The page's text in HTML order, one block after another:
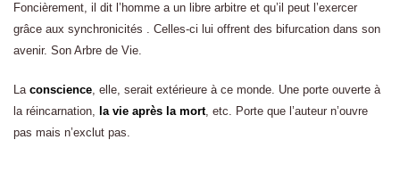
Foncièrement, il dit l’homme a un libre arbitre et qu’il peut l’exercer
grâce aux synchronicités . Celles-ci lui offrent des bifurcation dans son
avenir. Son Arbre de Vie.
La conscience, elle, serait extérieure à ce monde. Une porte ouverte à
la réincarnation, la vie après la mort, etc. Porte que l’auteur n’ouvre
pas mais n’exclut pas.